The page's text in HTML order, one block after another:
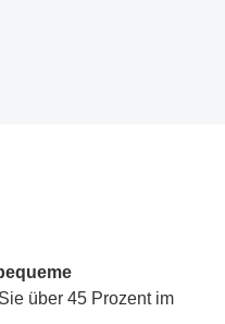
über 45 Prozent im